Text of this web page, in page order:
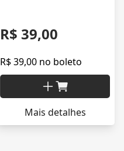
R$ 39,00
R$ 39,00 no boleto
Mais detalhes